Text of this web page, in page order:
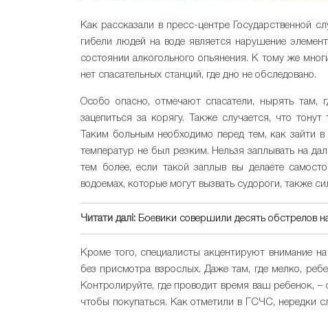
Как рассказали в пресс-центре Государственной
гибели людей на воде является нарушение
состоянии алкогольного опьянения. К тому же
нет спасательных станций, где дно не обследовано.
Особо опасно, отмечают спасатели, нырять там,
зацепиться за корягу. Также случается, что
Таким больным необходимо перед тем, как зайти
температур не был резким. Нельзя заплывать на
тем более, если такой заплыв вы делаете
водоемах, которые могут вызвать судороги, также
Читати далі: Боевики совершили десять обстрелов
Кроме того, специалисты акцентируют внимание
без присмотра взрослых. Даже там, где мелко,
Контролируйте, где проводит время ваш ребенок,
чтобы покупаться. Как отметили в ГСЧС, нередки